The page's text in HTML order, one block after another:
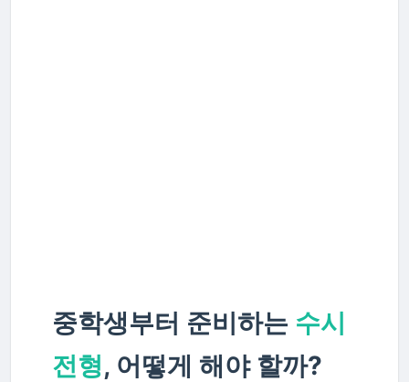
중학생부터 준비하는 수시
전형, 어떻게 해야 할까?